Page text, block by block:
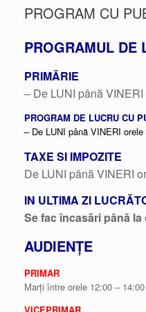
PROGRAM CU
PROGRAMUL DE
PRIMĂRIE
– De LUNI până
PROGRAM DE LUCRU CU
– De LUNI până VINERI
TAXE SI IMPOZITE
De LUNI până VINERI
IN ULTIMA ZI
Se fac încasări până la
AUDIENȚE
PRIMAR
Marți între orele 12:00 – 14:00
VICEPRIMAR